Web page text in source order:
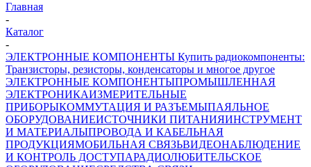
Главная
-
Каталог
-
ЭЛЕКТРОННЫЕ КОМПОНЕНТЫ Купить радиокомпоненты:
Транзисторы, резисторы, конденсаторы и многое другое
ЭЛЕКТРОННЫЕ КОМПОНЕНТЫПРОМЫШЛЕННАЯ
ЭЛЕКТРОНИКАИЗМЕРИТЕЛЬНЫЕ
ПРИБОРЫКОММУТАЦИЯ И РАЗЪЕМЫПАЯЛЬНОЕ
ОБОРУДОВАНИЕИСТОЧНИКИ ПИТАНИЯИНСТРУМЕНТ
И МАТЕРИАЛЫПРОВОДА И КАБЕЛЬНАЯ
ПРОДУКЦИЯМОБИЛЬНАЯ СВЯЗЬВИДЕОНАБЛЮДЕНИЕ
И КОНТРОЛЬ ДОСТУПАРАДИОЛЮБИТЕЛЬСКОЕ